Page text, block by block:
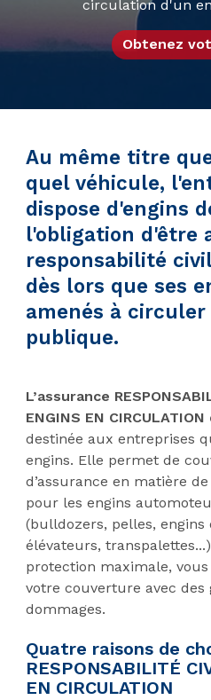
circulation d'un
Obtenez
Au même titre
quel véhicule,
dispose d'engins
l'obligation d'être
responsabilité
dès lors que ses
amenés à circuler
publique.
L’assurance
ENGINS EN
destinée aux entreprises
engins. Elle permet de
d’assurance en matière
pour les engins
(bulldozers, pelles, engins
élévateurs,
protection maximale,
votre couverture avec des
dommages.
Quatre raisons de
RESPONSABILITÉ
EN CIRCULATION